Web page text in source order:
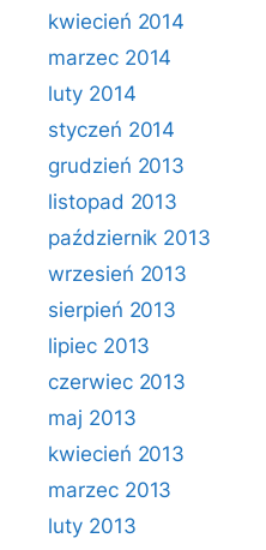
kwiecień 2014
marzec 2014
luty 2014
styczeń 2014
grudzień 2013
listopad 2013
październik 2013
wrzesień 2013
sierpień 2013
lipiec 2013
czerwiec 2013
maj 2013
kwiecień 2013
marzec 2013
luty 2013